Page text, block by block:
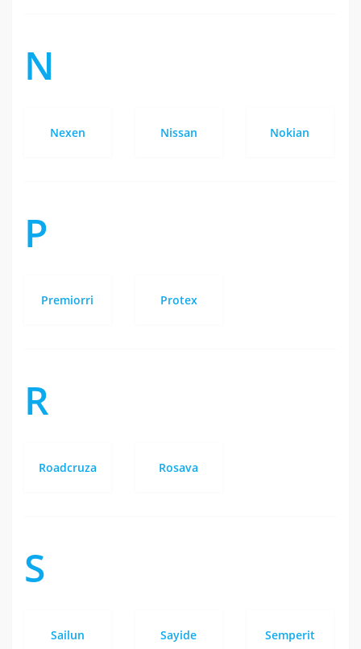
N
Nexen Nissan Nokian
P
Premiorri Protex
R
Roadcruza Rosava
S
Sailun Sayide Semperit